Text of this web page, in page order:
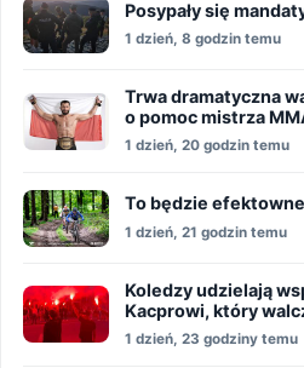
Posypały się
1 dzień, 8 godzin temu
Trwa dramatyczna
o pomoc mistrza
1 dzień, 20 godzin temu
To będzie
1 dzień, 21 godzin temu
Koledzy udzielają
Kacprowi, który
nożownika!
1 dzień, 23 godziny temu